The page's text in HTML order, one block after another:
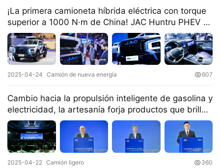
e
c
a
m
i
o
c
h
i
n
o
¡La primera camioneta híbrida eléctrica con torque
superior a 1000 N·m de China! JAC Huntru PHEV se
presenta en el Salón del Automóvil de Shanghái
2025-04-24 Camión de nueva energía 607
Cambio hacia la propulsión inteligente de gasolina y
electricidad, la artesanía forja productos que brillan
a nivel global. Celebración exitosa de la Asamblea
Mundial de Negocios de Pick-ups JAC en 2025
2025-04-22 Camión ligero 360